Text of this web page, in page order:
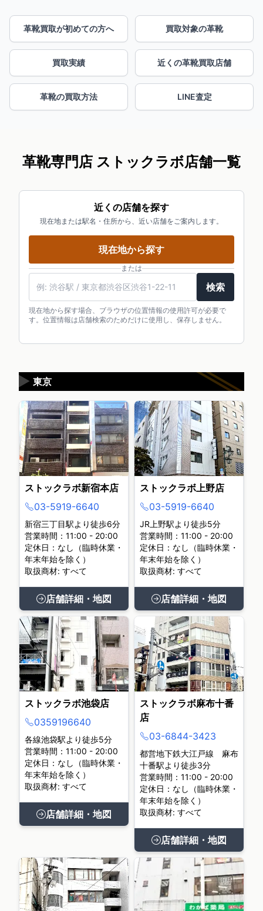
革靴買取が初めての方へ 買取対象の革靴
買取実績 近くの革靴買取店舗
革靴の買取方法 LINE査定
革靴専門店 ストックラボ店舗一覧
近くの店舗を探す
現在地または駅名・住所から、近い店舗をご案内します。
現在地から探す
または
検索
現在地から探す場合、ブラウザの位置情報の使用許可が必要で
す。位置情報は店舗検索のためだけに使用し、保存しません。
東京
▶
ストックラボ新宿本店
03-5919-6640
新宿三丁目駅より徒歩6分
営業時間：11:00 - 20:00
定休日：なし（臨時休業・
年末年始を除く）
取扱商材: すべて
店舗詳細・地図
ストックラボ上野店
03-5919-6640
JR上野駅より徒歩5分
営業時間：11:00 - 20:00
定休日：なし（臨時休業・
年末年始を除く）
取扱商材: すべて
店舗詳細・地図
ストックラボ池袋店
0359196640
各線池袋駅より徒歩5分
営業時間：11:00 - 20:00
定休日：なし（臨時休業・
年末年始を除く）
取扱商材: すべて
店舗詳細・地図
ストックラボ麻布十番
店
03-6844-3423
都営地下鉄大江戸線 麻布
十番駅より徒歩3分
営業時間：11:00 - 20:00
定休日：なし（臨時休業・
年末年始を除く）
取扱商材: すべて
店舗詳細・地図